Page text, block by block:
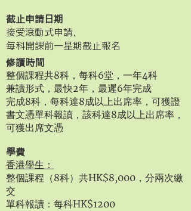
截止申請日期
接受滾動式申請，
每科開課前一星期截止報名
修讀時間
整個課程共8科，每科6堂，一年4科
兼讀形式，最快2年，最遲6年完成​
完成8科，每科達8成以上出席率，可獲證
書文憑單科報讀，該科達8成以上出席率，
可獲出席文憑
學費
香港學生：
整個課程（8科）共HK$8,000，分兩次繳
交
單科報讀：每科HK$1200